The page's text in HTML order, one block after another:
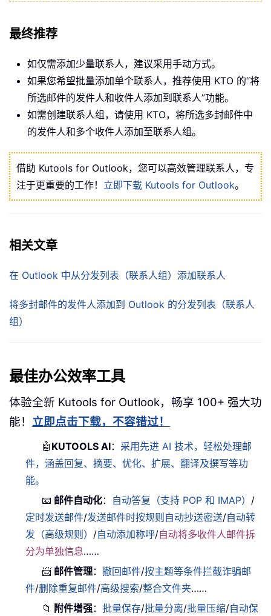
最终推荐
如仅需添加少量联系人，建议采用手动方式。
如果您希望批量添加单个联系人，推荐使用 KTO 的“将
所选邮件的发件人和收件人添加到联系人”功能。
如需创建联系人组，请使用 KTO，将所选多封邮件中
的发件人和多个收件人添加至联系人组。
借助 Kutools for Outlook，您可以高效管理联系人，专
注于更重要的工作！ 立即下载 Kutools for Outlook。
相关文章
在 Outlook 中从分发列表（联系人组）添加联系人
将多封邮件的发件人添加到 Outlook 的分发列表（联系人
组）
最佳办公效率工具
体验全新 Kutools for Outlook，畅享 100+ 强大功
能！ 立即点击下载，不容错过！
🤖 KUTOOLS AI： 采用先进 AI 技术，轻松处理邮
件，涵盖回复、摘要、优化、扩展、翻译及撰写等功
能。
📧 邮件自动化： 自动答复（支持 POP 和 IMAP） /
定时发送邮件/发送邮件时按规则自动抄送密送/自动转
发（高级规则） /自动添加称呼/自动将多收件人邮件拆
分为单独信息……
📨 邮件管理：撤回邮件/按主题等条件拦截诈骗邮
件/删除重复邮件/高级搜索/整合文件夹……
📁 附件增强：批量保存/批量分离/批量压缩/自动保